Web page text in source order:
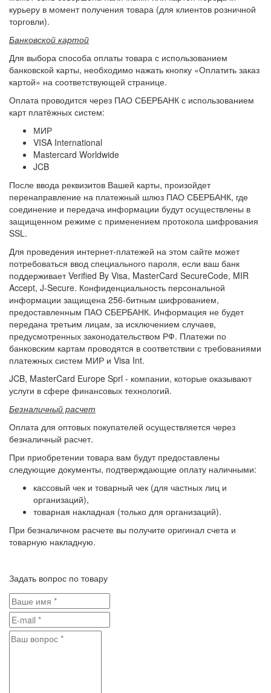
курьеру в момент получения товара (для клиентов розничной
торговли).
Банковской картой
Для выбора способа оплаты товара с использованием
банковской карты, необходимо нажать кнопку «Оплатить заказ
картой» на соответствующей странице.
Оплата проводится через ПАО СБЕРБАНК с использованием
карт платёжных систем:
МИР
VISA International
Mastercard Worldwide
JCB
После ввода реквизитов Вашей карты, произойдет
перенаправление на платежный шлюз ПАО СБЕРБАНК, где
соединение и передача информации будут осуществлены в
защищенном режиме с применением протокола шифрования
SSL.
Для проведения интернет-платежей на этом сайте может
потребоваться ввод специального пароля, если ваш банк
поддерживает Verified By Visa, MasterCard SecureCode, MIR
Accept, J-Secure. Конфиденциальность персональной
информации защищена 256-битным шифрованием,
предоставленным ПАО СБЕРБАНК. Информация не будет
передана третьим лицам, за исключением случаев,
предусмотренных законодательством РФ. Платежи по
банковским картам проводятся в соответствии с требованиями
платежных систем МИР и Visa Int.
JCB, MasterCard Europe Sprl - компании, которые оказывают
услуги в сфере финансовых технологий.
Безналичный расчет
Оплата для оптовых покупателей осуществляется через
безналичный расчет.
При приобретении товара вам будут предоставлены
следующие документы, подтверждающие оплату наличными:
кассовый чек и товарный чек (для частных лиц и
организаций),
товарная накладная (только для организаций).
При безналичном расчете вы получите оригинал счета и
товарную накладную.
Задать вопрос по товару